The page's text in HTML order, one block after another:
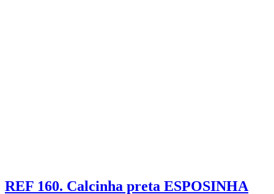
REF 160. Calcinha preta ESPOSINHA